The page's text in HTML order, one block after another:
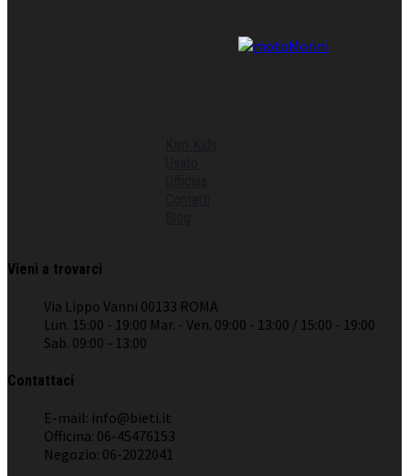
Vieni a trovarci
Via Lippo Vanni 00133 ROMA
Lun. 15:00 - 19:00 Mar. - Ven. 09:00 - 13:00 / 15:00 - 19:00
Sab. 09:00 - 13:00
Contattaci
E-mail: info@bieti.it
Officina: 06-45476153
Negozio: 06-2022041